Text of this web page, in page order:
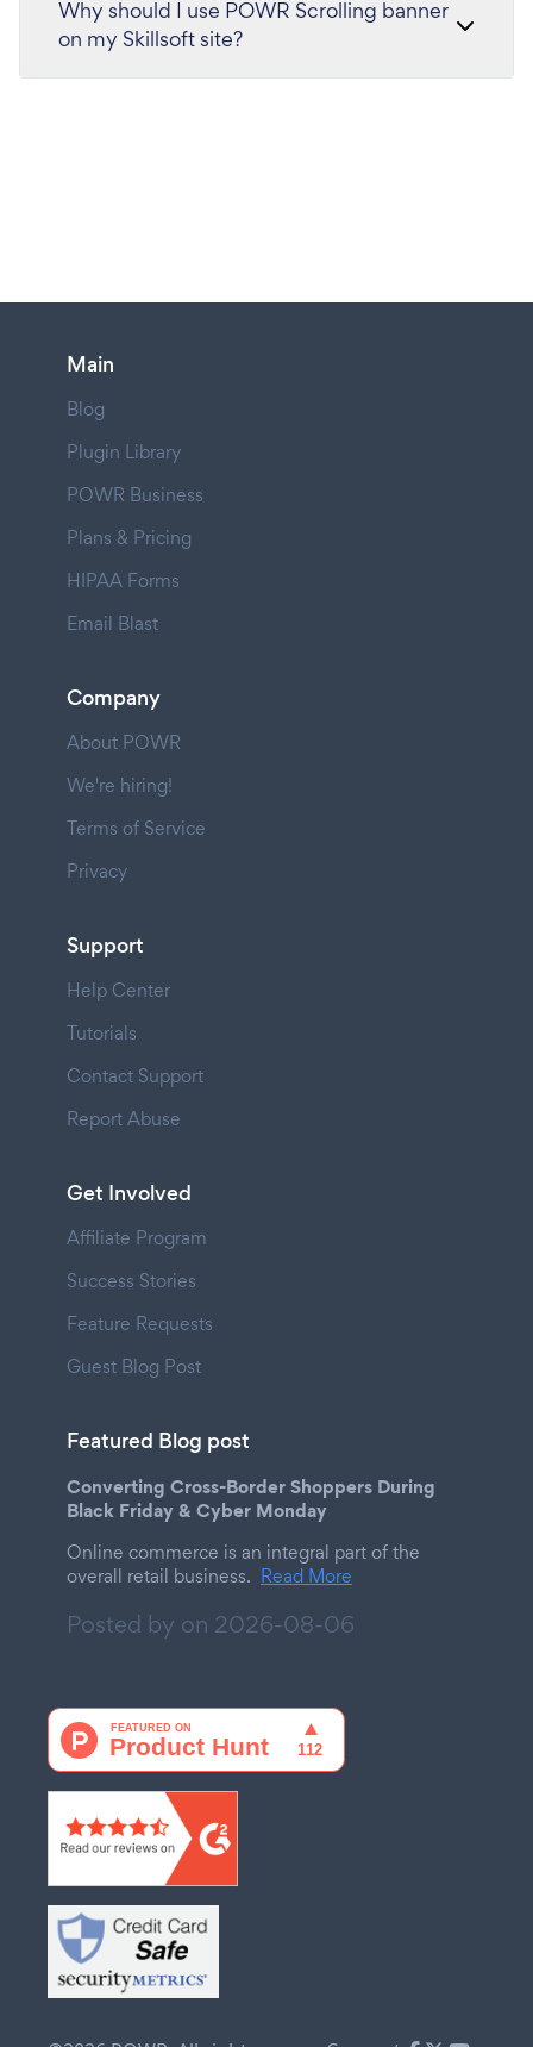
Why should I use POWR Scrolling banner
on my Skillsoft site?
Main
Blog
Plugin Library
POWR Business
Plans & Pricing
HIPAA Forms
Email Blast
Company
About POWR
We're hiring!
Terms of Service
Privacy
Support
Help Center
Tutorials
Contact Support
Report Abuse
Get Involved
Affiliate Program
Success Stories
Feature Requests
Guest Blog Post
Featured Blog post
Converting Cross-Border Shoppers During
Black Friday & Cyber Monday
Online commerce is an integral part of the
overall retail business. Read More
Posted by on 2026-08-06